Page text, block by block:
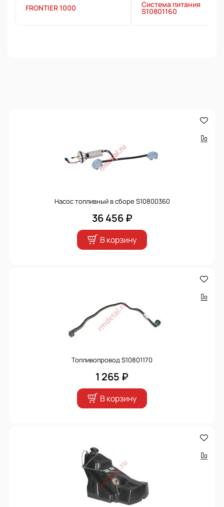
FRONTIER 1000 Система питания
S10801160
Насос топливный в сборе S10800360
36 456 ₽
В корзину
Топливопровод S10801170
1 265 ₽
В корзину